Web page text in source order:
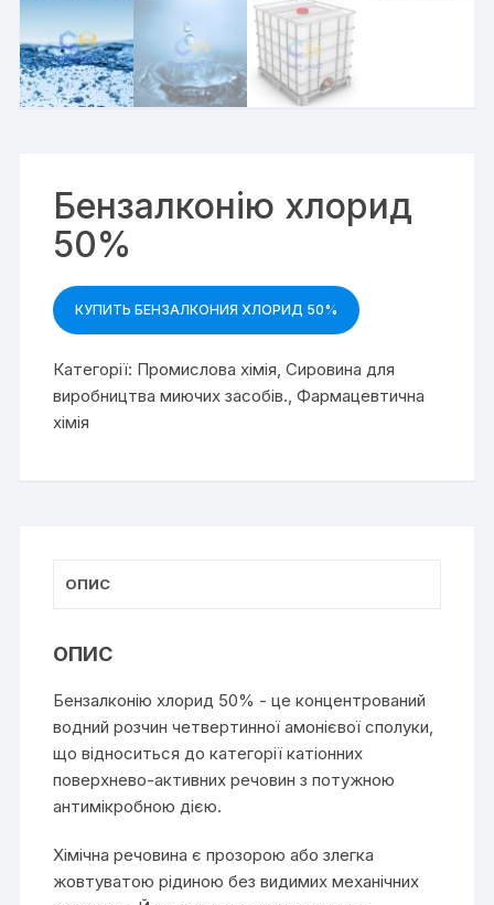
Бензалконію хлорид
50%
КУПИТЬ БЕНЗАЛКОНИЯ ХЛОРИД 50%
Категорії: Промислова хімія,Сировина для
виробництва миючих засобів.,Фармацевтична
хімія
ОПИС
ОПИС
Бензалконію хлорид 50% - це концентрований
водний розчин четвертинної амонієвої сполуки,
що відноситься до категорії катіонних
поверхнево-активних речовин з потужною
антимікробною дією.
Хімічна речовина є прозорою або злегка
жовтуватою рідиною без видимих механічних